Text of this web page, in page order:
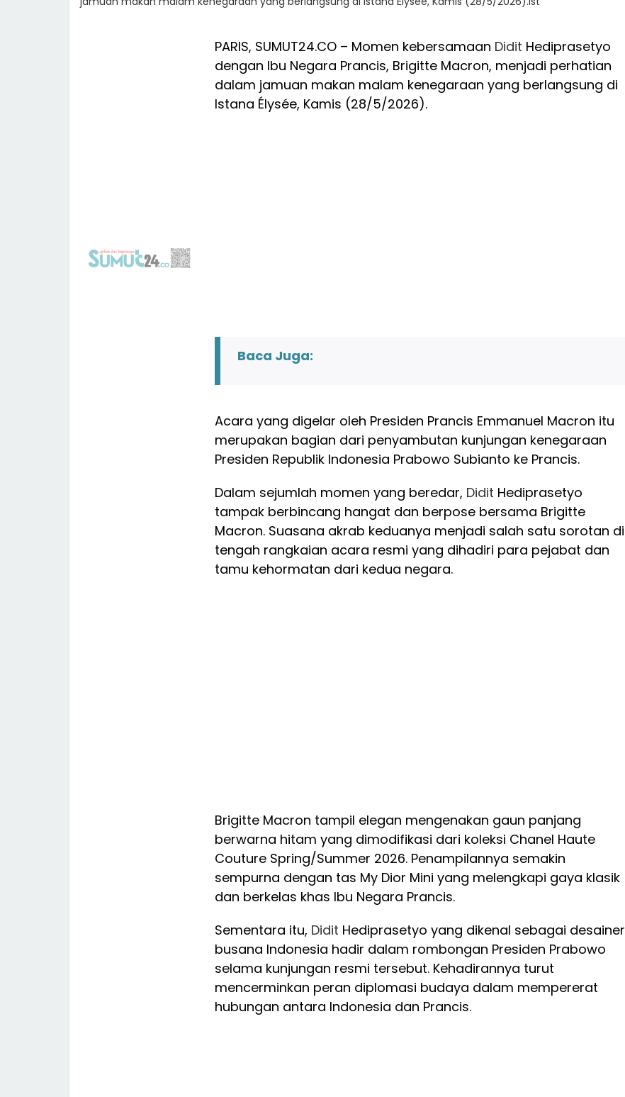
PARIS, SUMUT24.CO – Momen kebersamaan Didit Hediprasetyo
dengan Ibu Negara Prancis, Brigitte Macron, menjadi perhatian
dalam jamuan makan malam kenegaraan yang berlangsung di
Istana Élysée, Kamis (28/5/2026).
Baca Juga:
Acara yang digelar oleh Presiden Prancis Emmanuel Macron itu
merupakan bagian dari penyambutan kunjungan kenegaraan
Presiden Republik Indonesia Prabowo Subianto ke Prancis.
Dalam sejumlah momen yang beredar, Didit Hediprasetyo
tampak berbincang hangat dan berpose bersama Brigitte
Macron. Suasana akrab keduanya menjadi salah satu sorotan di
tengah rangkaian acara resmi yang dihadiri para pejabat dan
tamu kehormatan dari kedua negara.
Brigitte Macron tampil elegan mengenakan gaun panjang
berwarna hitam yang dimodifikasi dari koleksi Chanel Haute
Couture Spring/Summer 2026. Penampilannya semakin
sempurna dengan tas My Dior Mini yang melengkapi gaya klasik
dan berkelas khas Ibu Negara Prancis.
Sementara itu, Didit Hediprasetyo yang dikenal sebagai desainer
busana Indonesia hadir dalam rombongan Presiden Prabowo
selama kunjungan resmi tersebut. Kehadirannya turut
mencerminkan peran diplomasi budaya dalam mempererat
hubungan antara Indonesia dan Prancis.